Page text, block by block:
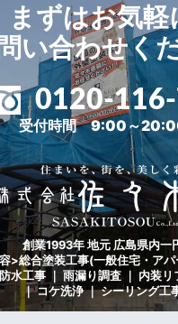
まずはお気軽
い合わせく
0120-
受付時間 9:00～
創業1993年 地元 広島県内一
>総合塗装工事(一般住宅・ア
防水工事 ｜ 雨漏り調査 ｜ 内装リ
｜ コケ洗浄 ｜ シーリング工